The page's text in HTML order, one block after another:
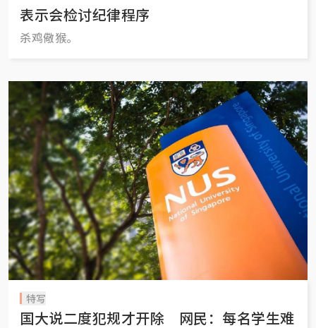
表示会检讨纪律程序
杀鸡儆猴。
特写
国大说二度犯规才开除 网民：每名学生难